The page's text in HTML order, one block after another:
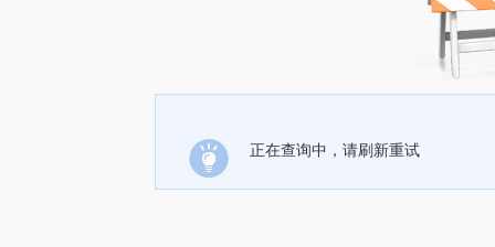
正在查询中，请刷新重试